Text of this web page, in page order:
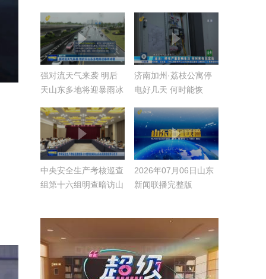
强对流天气来袭 明后
天山东多地将迎暴雨冰
济南加州·荔枝公寓停
电好几天 何时能恢
中央安全生产考核巡查
组第十六组明查暗访山
2026年07月06日山东
新闻联播完整版